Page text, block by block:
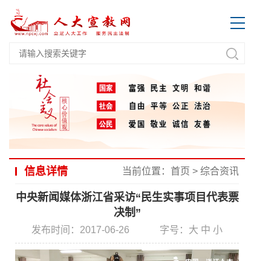
信息详情 当前位置： 首页 > 综合资讯
中央新闻媒体浙江省采访“民生实事项目代表票
决制”
发布时间：2017-06-26 字号： 大 中 小